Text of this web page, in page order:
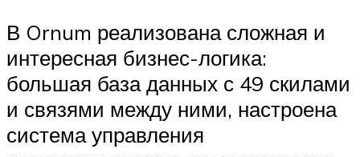
В Ornum реализована сложная и
интересная бизнес-логика:
большая база данных с 49 скилами
и связями между ними, настроена
система управления